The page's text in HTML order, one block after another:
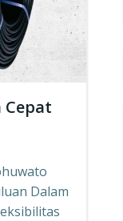
Cepat
Dalam